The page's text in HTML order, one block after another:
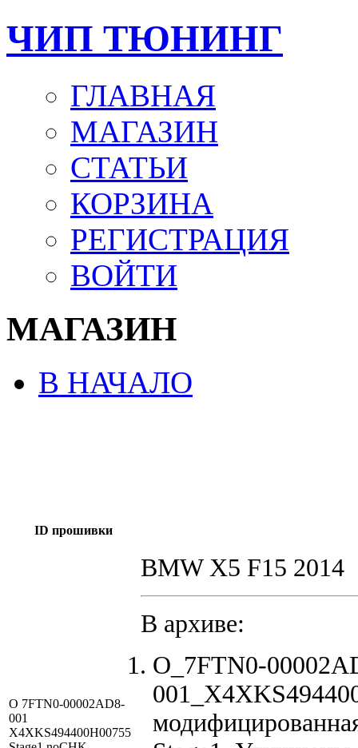
ЧИП ТЮНИНГ
ГЛАВНАЯ
МАГАЗИН
СТАТЬИ
КОРЗИНА
РЕГИСТРАЦИЯ
ВОЙТИ
МАГАЗИН
В НАЧАЛО
ID прошивки
O 7FTN0-00002AD8-
001
X4XKS494400H00755
BMW X5 F15 2014
В архиве:
O_7FTN0-